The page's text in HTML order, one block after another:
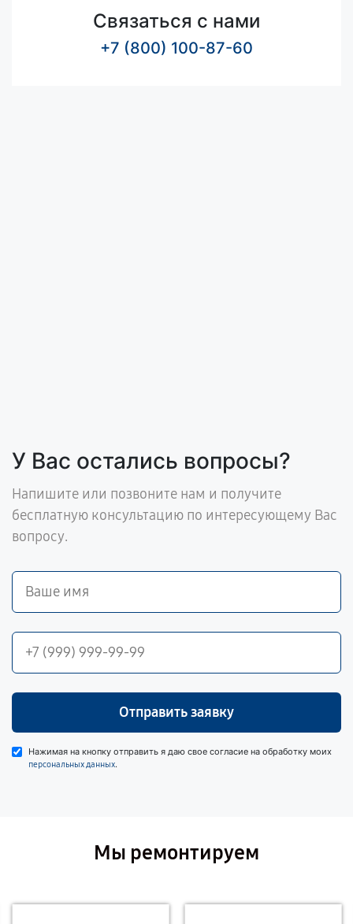
Связаться с нами
+7 (800) 100-87-60
У Вас остались вопросы?
Напишите или позвоните нам и получите
бесплатную консультацию по интересующему Вас
вопросу.
Отправить заявку
Нажимая на кнопку отправить я даю свое согласие на обработку моих
персональных данных.
Мы ремонтируем